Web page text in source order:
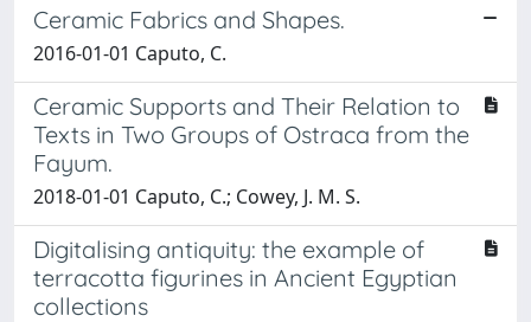
Ceramic Fabrics and Shapes.
2016-01-01 Caputo, C.
Ceramic Supports and Their Relation to
Texts in Two Groups of Ostraca from the
Fayum.
2018-01-01 Caputo, C.; Cowey, J. M. S.
Digitalising antiquity: the example of
terracotta figurines in Ancient Egyptian
collections